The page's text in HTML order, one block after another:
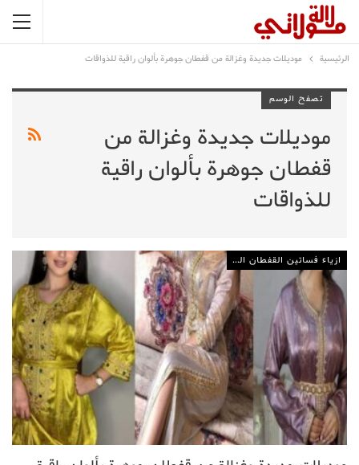
الرئيسية موديلات جديدة وغزالة من قفطان جوهرة بألوان راقية للذواقات
تصفح الوسم
موديلات جديدة وغزالة من
قفطان جوهرة بألوان راقية
للذواقات
ازياء فساتين القفطان المغربي